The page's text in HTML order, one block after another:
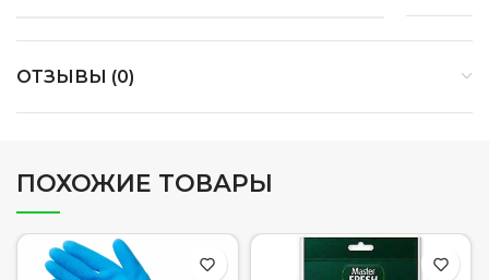
ОТЗЫВЫ (0)
ПОХОЖИЕ ТОВАРЫ